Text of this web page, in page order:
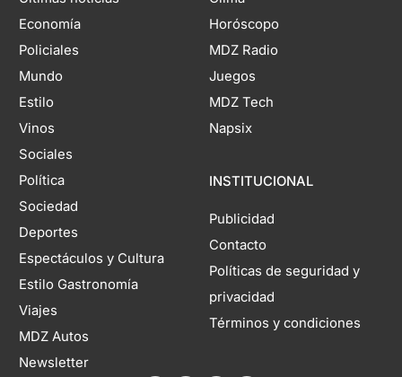
Economía
Policiales
Mundo
Estilo
Vinos
Sociales
Política
Sociedad
Deportes
Espectáculos y Cultura
Estilo Gastronomía
Viajes
MDZ Autos
Newsletter
Horóscopo
MDZ Radio
Juegos
MDZ Tech
Napsix
INSTITUCIONAL
Publicidad
Contacto
Políticas de seguridad y
privacidad
Términos y condiciones